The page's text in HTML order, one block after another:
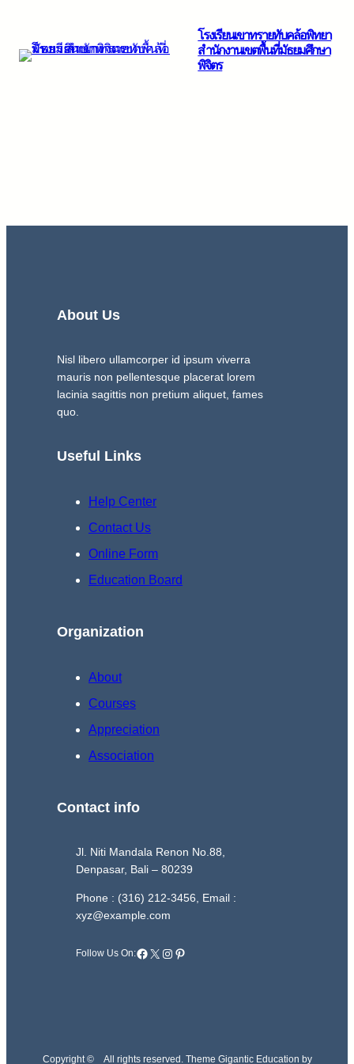
โรงเรียนเขาทรายทับคล้อพิทยา
สำนักงานเขตพื้นที่มัธยมศึกษา
พิจิตร
About Us
Nisl libero ullamcorper id ipsum viverra
mauris non pellentesque placerat lorem
lacinia sagittis non pretium aliquet, fames
quo.
Useful Links
Help Center
Contact Us
Online Form
Education Board
Organization
About
Courses
Appreciation
Association
Contact info
Jl. Niti Mandala Renon No.88,
Denpasar, Bali – 80239
Phone : (316) 212-3456, Email :
xyz@example.com
Follow Us On:Facebook
X Instagram
Pinterest
Copyright © All rights reserved. Theme Gigantic Education by